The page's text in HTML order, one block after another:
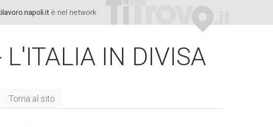
è nel network
L'ITALIA IN DIVISA
Torna al sito